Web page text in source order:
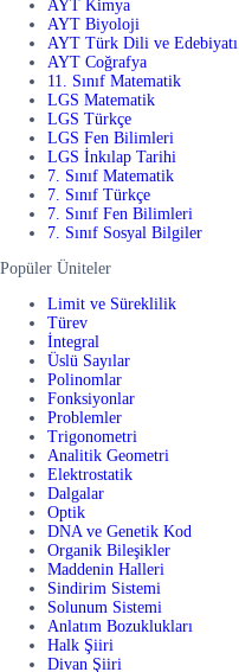
AYT Kimya
AYT Biyoloji
AYT Türk Dili ve Edebiyatı
AYT Coğrafya
11. Sınıf Matematik
LGS Matematik
LGS Türkçe
LGS Fen Bilimleri
LGS İnkılap Tarihi
7. Sınıf Matematik
7. Sınıf Türkçe
7. Sınıf Fen Bilimleri
7. Sınıf Sosyal Bilgiler
Popüler Üniteler
Limit ve Süreklilik
Türev
İntegral
Üslü Sayılar
Polinomlar
Fonksiyonlar
Problemler
Trigonometri
Analitik Geometri
Elektrostatik
Dalgalar
Optik
DNA ve Genetik Kod
Organik Bileşikler
Maddenin Halleri
Sindirim Sistemi
Solunum Sistemi
Anlatım Bozuklukları
Halk Şiiri
Divan Şiiri